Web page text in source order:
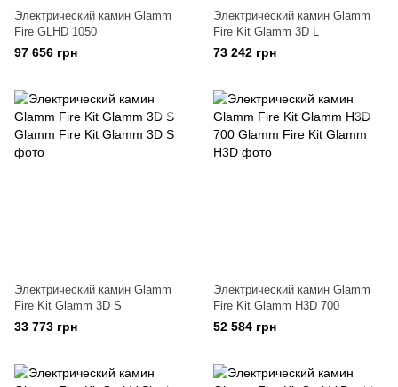
Электрический камин Glamm
Fire GLHD 1050
97 656 грн
Электрический камин Glamm
Fire Kit Glamm 3D L
73 242 грн
Электрический камин Glamm
Fire Kit Glamm 3D S
33 773 грн
Электрический камин Glamm
Fire Kit Glamm H3D 700
52 584 грн